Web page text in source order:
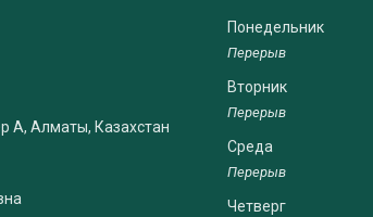
А, Алматы, Казахстан
Понедельник
Вторник
Среда
Четверг